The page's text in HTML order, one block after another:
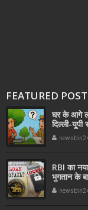
FEATURED
घर के आगे
दिल्‍ली-
RBI का
भुगतान के